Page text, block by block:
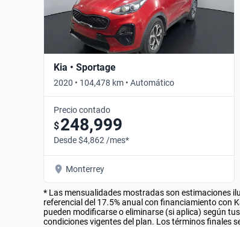
Kia • Sportage
2020 • 104,478 km • Automático
Precio contado
$248,999
Desde $4,862 /mes*
Monterrey
* Las mensualidades mostradas son estimaciones
referencial del 17.5% anual con financiamiento con
pueden modificarse o eliminarse (si aplica) según
condiciones vigentes del plan. Los términos finales